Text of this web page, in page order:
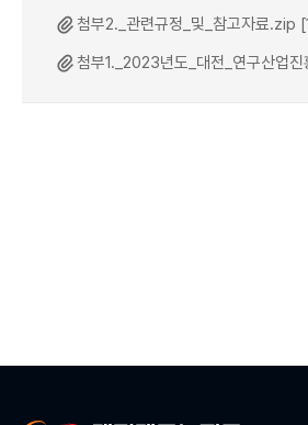
첨부2._관련규정_및_참고자료.zip
첨부1._2023년도_대전_연구산업